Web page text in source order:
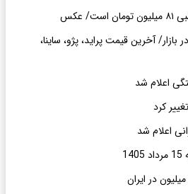
عکس
آخرین قیمت پراید، پژو، ساینا،
اعلام شد
کرد
اعلام شد